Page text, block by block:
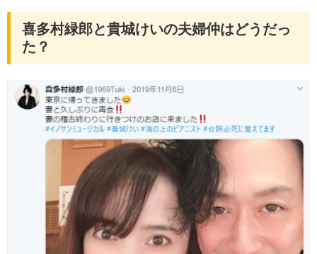
喜多村緑郎と貴城けいの夫婦仲はどうだっ
た？